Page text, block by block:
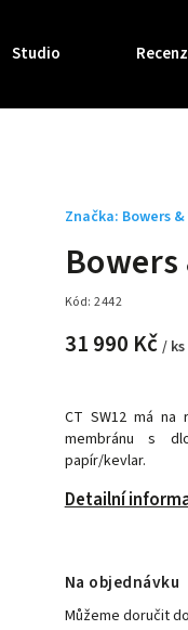
Studio
Bowers
Kód: 2442
31 990 Kč / ks
CT SW12 má na
membránu s
papír/kevlar.
Detailní
Značka: Bowers
Na objednávku
Můžeme doručit